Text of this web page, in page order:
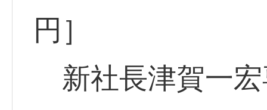
円］
新社長津賀一宏